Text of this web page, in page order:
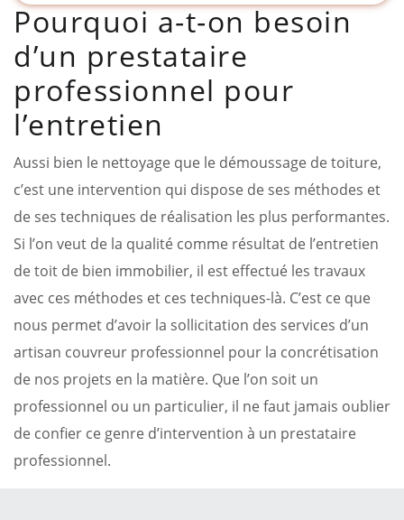
Pourquoi a-t-on besoin
d’un prestataire
professionnel pour
l’entretien
Aussi bien le nettoyage que le démoussage de toiture,
c’est une intervention qui dispose de ses méthodes et
de ses techniques de réalisation les plus performantes.
Si l’on veut de la qualité comme résultat de l’entretien
de toit de bien immobilier, il est effectué les travaux
avec ces méthodes et ces techniques-là. C’est ce que
nous permet d’avoir la sollicitation des services d’un
artisan couvreur professionnel pour la concrétisation
de nos projets en la matière. Que l’on soit un
professionnel ou un particulier, il ne faut jamais oublier
de confier ce genre d’intervention à un prestataire
professionnel.